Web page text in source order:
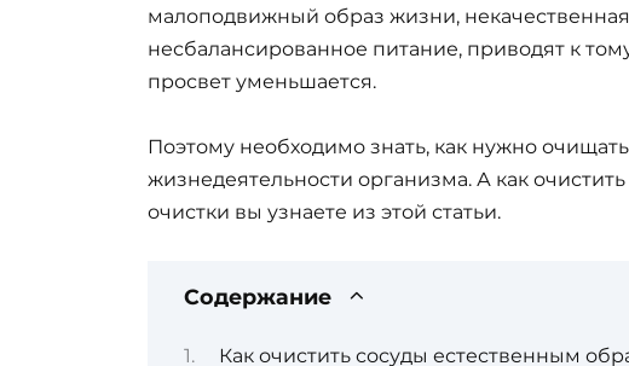
малоподвижный образ жизни,
несбалансированное питание, приводят к
просвет уменьшается.
Поэтому необходимо знать, как нужно
жизнедеятельности организма. А как
очистки вы узнаете из этой статьи.
Содержание
Как очистить сосуды естественным